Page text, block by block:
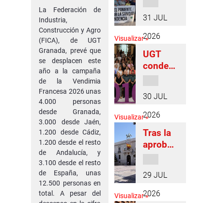
de
vendimiadores
granadinos que
se van a
desplazar al país
vecino
La Federación de
Industria,
Construcción y Agro
(FICA), de UGT
Granada, prevé que
se desplacen este
año a la campaña
de la Vendimia
Francesa 2026 unas
4.000 personas
desde Granada,
3.000 desde Jaén,
1.200 desde Cádiz,
1.200 desde el resto
de Andalucía, y
3.100 desde el resto
de España, unas
12.500 personas en
total. A pesar del
ores
calor en
Granada
, pero
continu
vigilante
que se
cumpla
la
normati
esta
materia
en
Atarfe y
Fe para
reclama
tercer
de
urgenci
as ante
la
ón de
centros
31 JUL
2026
Visualizar »
UGT
conden
su
repulsa
Granada
por un
o
o
30 JUL
2026
Visualizar »
Tras la
aprobac
de
Igualda
29 JUL
2026
Visualizar »